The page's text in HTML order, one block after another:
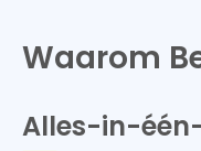
Waarom
Alles-in-